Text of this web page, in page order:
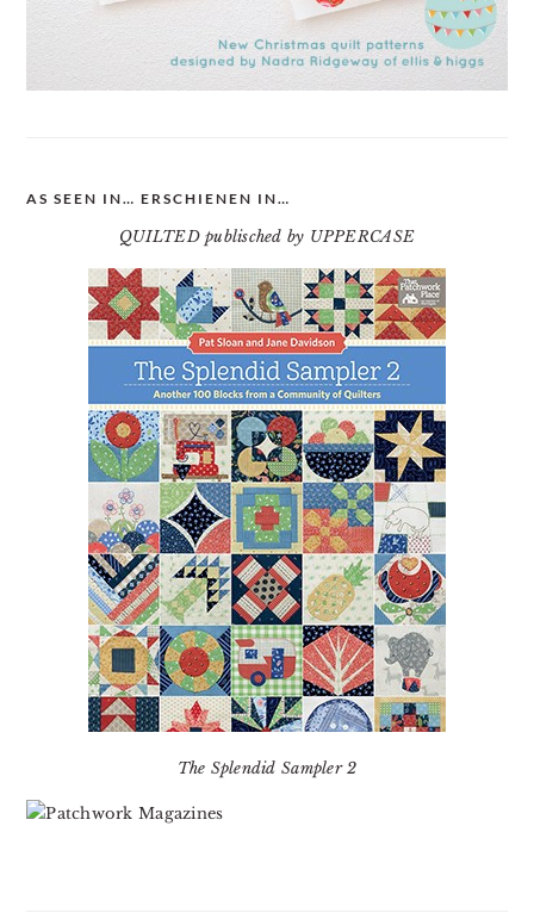
AS SEEN IN… ERSCHIENEN IN…
QUILTED publisched by UPPERCASE
The Splendid Sampler 2